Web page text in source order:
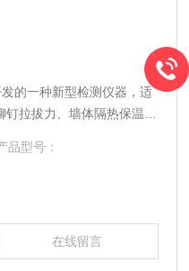
的一种新型检测仪器，适
拉拔力、墙体隔热保温材
品型号：
在线留言